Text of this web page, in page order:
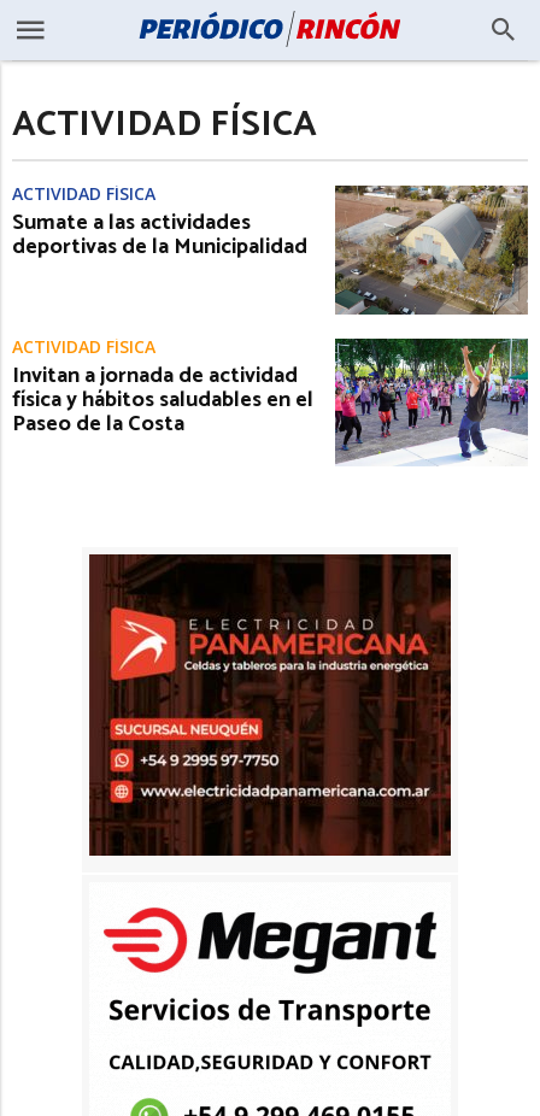
ACTIVIDAD FÍSICA
ACTIVIDAD FÍSICA
Sumate a las actividades
deportivas de la Municipalidad
ACTIVIDAD FÍSICA
Invitan a jornada de actividad
física y hábitos saludables en el
Paseo de la Costa